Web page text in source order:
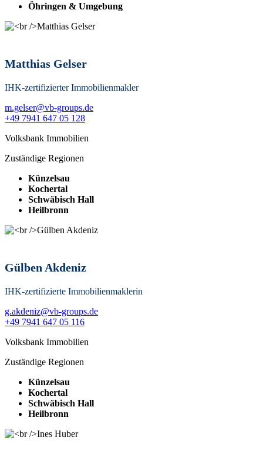
Öhringen & Umgebung
Matthias Gelser
IHK-zertifizierter Immobilienmakler
m.gelser@vb-groups.de
+49 7941 647 05 128
Volksbank Immobilien
Zuständige Regionen
Künzelsau
Kochertal
Schwäbisch Hall
Heilbronn
Gülben Akdeniz
IHK-zertifizierte Immobilienmaklerin
g.akdeniz@vb-groups.de
+49 7941 647 05 116
Volksbank Immobilien
Zuständige Regionen
Künzelsau
Kochertal
Schwäbisch Hall
Heilbronn